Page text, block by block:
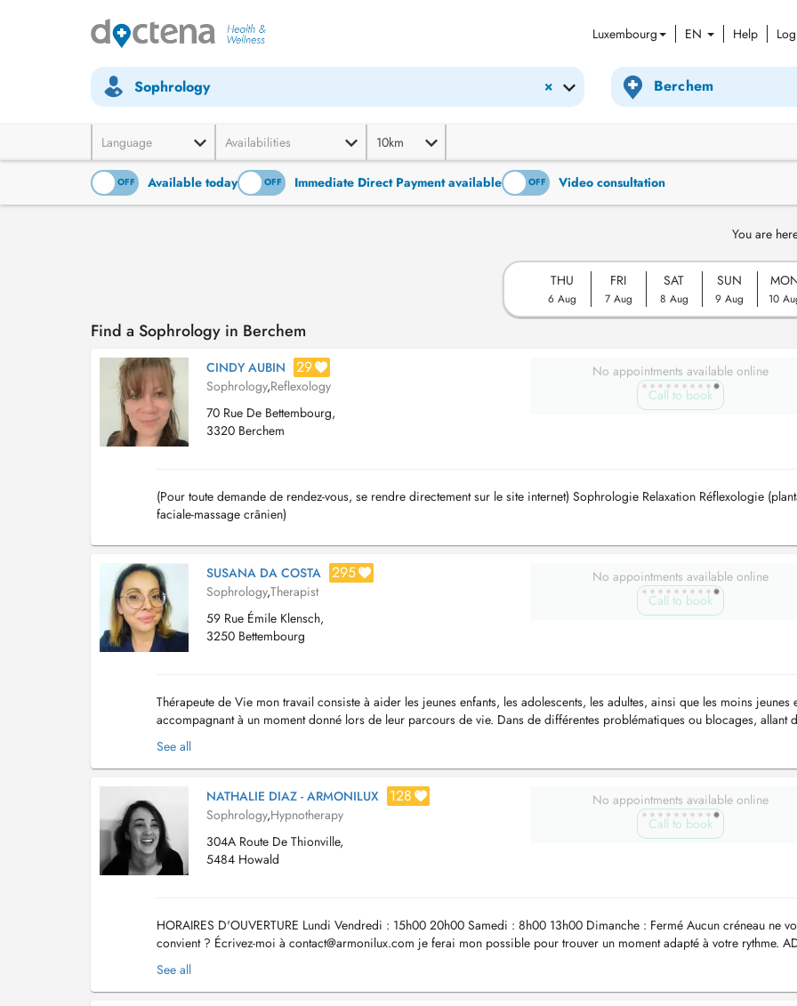
Luxembourg EN Help
×
Sophrology
Language Availabilities 10km
OFF Available today
ON OFF Immediate Direct Payment available
ON OFF Video consultation
You are
THU
6 Aug
FRI
7 Aug
SAT
8 Aug
SUN
9 Aug 10
Find a Sophrology in Berchem
CINDY AUBIN 29
Sophrology,Reflexology
70 Rue De Bettembourg,
3320 Berchem
No appointments available online
Call to book
(Pour toute demande de rendez-vous, se rendre directement sur le site internet) Sophrologie Relaxation Réflexologie
faciale-massage crânien)
SUSANA DA COSTA 295
Sophrology,Therapist
59 Rue Émile Klensch,
3250 Bettembourg
No appointments available online
Call to book
Thérapeute de Vie mon travail consiste à aider les jeunes enfants, les adolescents, les adultes, ainsi que les moins jeunes
accompagnant à un moment donné lors de leur parcours de vie. Dans de différentes problématiques ou blocages, allant
confiance en soi, à des difficultés comme le...
See all
NATHALIE DIAZ - ARMONILUX 128
Sophrology,Hypnotherapy
304A Route De Thionville,
5484 Howald
No appointments available online
Call to book
HORAIRES D'OUVERTURE Lundi Vendredi : 15h00 20h00 Samedi : 8h00 13h00 Dimanche : Fermé Aucun créneau ne
convient ? Écrivez-moi à contact@armonilux.com je ferai mon possible pour trouver un moment adapté à votre rythme.
DU CABINET 304A, route de Thionville L-5884 Howald (H...
See all